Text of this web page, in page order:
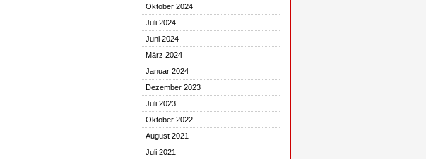
Oktober 2024
Juli 2024
Juni 2024
März 2024
Januar 2024
Dezember 2023
Juli 2023
Oktober 2022
August 2021
Juli 2021